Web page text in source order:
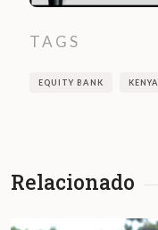
TAGS
EQUITY BANK KENYA
Relacionado